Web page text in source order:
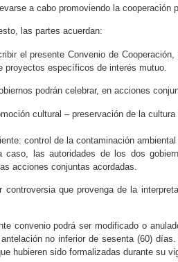
a cabo promoviendo la
las partes acuerdan:
el presente Convenio de
proyectos específicos de interés mutuo.
podrán celebrar, en acciones
cultural – preservación de la
control de la contaminación
caso, las autoridades de los dos
acciones conjuntas acordadas.
controversia que provenga de la
convenio podrá ser modificado o
no inferior de sesenta (60)
hubieren sido formalizadas durante su